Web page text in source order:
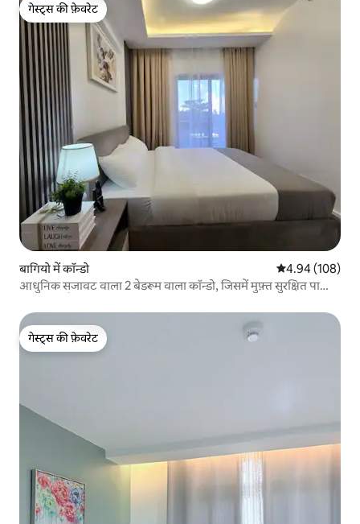
गेस्ट्स की फ़ेवरेट
गेस्ट्स की फ़ेवरेट
बागियो में कॉन्डो औसत रेटिंग 5 में से
4.94 (108)
आधुनिक सजावट वाला 2 बेडरूम वाला कॉन्डो, जिसमें मुफ़्त सुरक्षित पार्किंग
गेस्ट्स की फ़ेवरेट
गेस्ट्स की फ़ेवरेट